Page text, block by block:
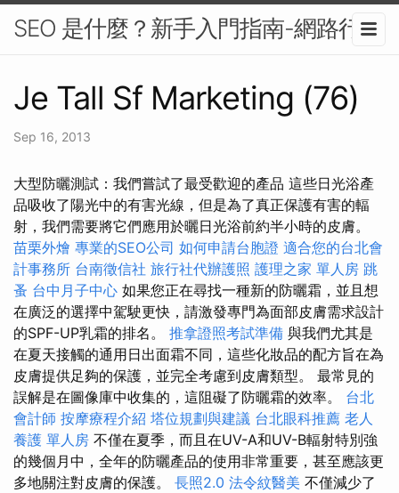
SEO 是什麼？新手入門指南-網路行銷
Je Tall Sf Marketing (76)
Sep 16, 2013
大型防曬測試：我們嘗試了最受歡迎的產品 這些日光浴產
品吸收了陽光中的有害光線，但是為了真正保護有害的輻
射，我們需要將它們應用於曬日光浴前約半小時的皮膚。
苗栗外燴 專業的SEO公司 如何申請台胞證 適合您的台北會
計事務所 台南徵信社 旅行社代辦護照 護理之家 單人房 跳
蚤 台中月子中心 如果您正在尋找一種新的防曬霜，並且想
在廣泛的選擇中駕駛更快，請激發專門為面部皮膚需求設計
的SPF-UP乳霜的排名。 推拿證照考試準備 與我們尤其是
在夏天接觸的通用日出面霜不同，這些化妝品的配方旨在為
皮膚提供足夠的保護，並完全考慮到皮膚類型。 最常見的
誤解是在圖像庫中收集的，這阻礙了防曬霜的效率。 台北
會計師 按摩療程介紹 塔位規劃與建議 台北眼科推薦 老人
養護 單人房 不僅在夏季，而且在UV-A和UV-B輻射特別強
的幾個月中，全年的防曬產品的使用非常重要，甚至應該更
多地關注對皮膚的保護。 長照2.0 法令紋醫美 不僅減少了